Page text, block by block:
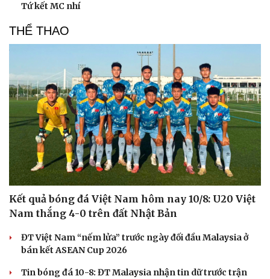
Tứ kết MC nhí
THỂ THAO
Kết quả bóng đá Việt Nam hôm nay 10/8: U20 Việt
Nam thắng 4-0 trên đất Nhật Bản
ĐT Việt Nam “nếm lửa” trước ngày đối đầu Malaysia ở
bán kết ASEAN Cup 2026
Tin bóng đá 10-8: ĐT Malaysia nhận tin dữ trước trận